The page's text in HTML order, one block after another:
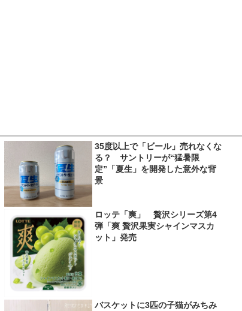
35度以上で「ビール」売れなくな
る？ サントリーが“猛暑限
定”「夏生」を開発した意外な背
景
ロッテ「爽」 贅沢シリーズ第4
弾「爽 贅沢果実シャインマスカ
ット」発売
バスケットに3匹の子猫がみちみ